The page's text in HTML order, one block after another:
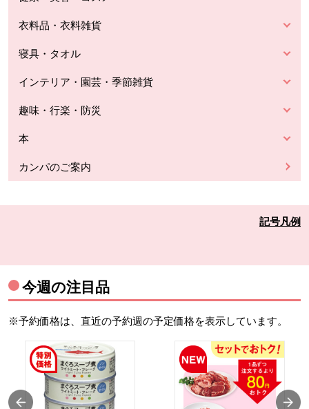
衣料品・衣料雑貨
寝具・タオル
インテリア・園芸・季節雑貨
趣味・行楽・防災
本
カンパのご案内
記号凡例
今週の注目品
※予約価格は、直近の予約週の予定価格を表示しています。